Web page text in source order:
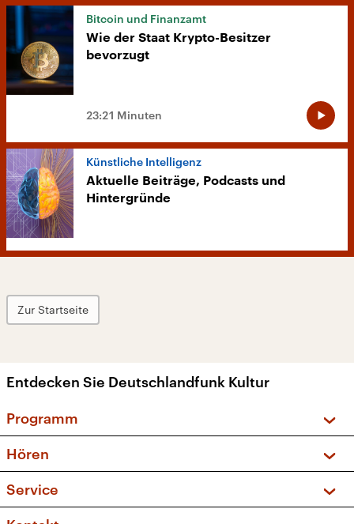
Bitcoin und Finanzamt
Wie der Staat Krypto-Besitzer
bevorzugt
23:21 Minuten
Künstliche Intelligenz
Aktuelle Beiträge, Podcasts und
Hintergründe
Zur Startseite
Entdecken Sie Deutschlandfunk Kultur
Programm
Sendungen und Podcasts
Musikliste
Hören
Frequenzen (UKW + DAB+)
Service
FAQ